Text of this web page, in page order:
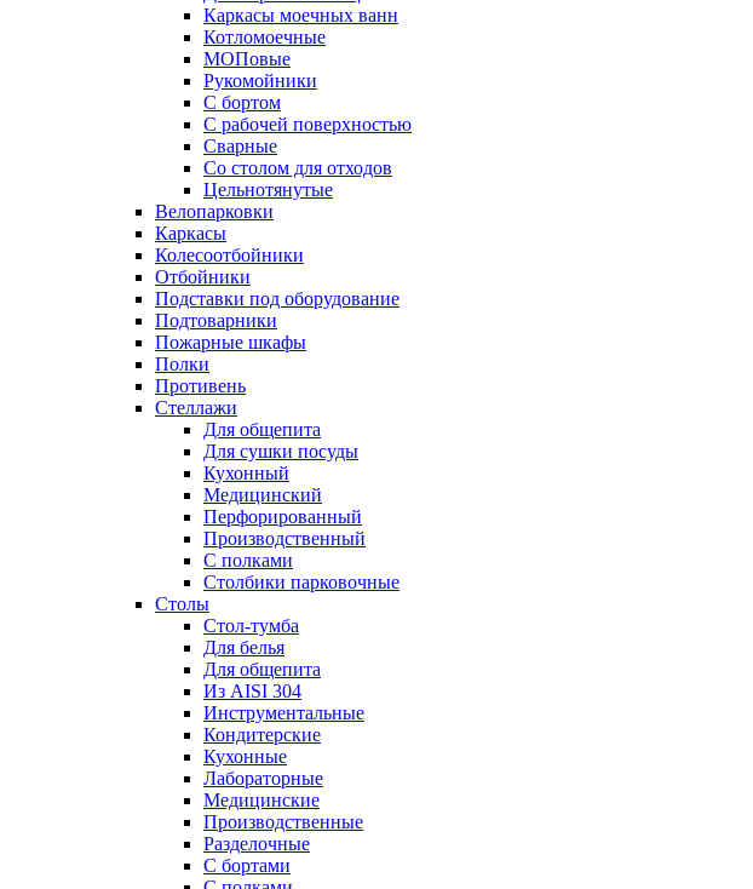
Каркасы моечных ванн
Котломоечные
МОПовые
Рукомойники
С бортом
С рабочей поверхностью
Сварные
Со столом для отходов
Цельнотянутые
Велопарковки
Каркасы
Колесоотбойники
Отбойники
Подставки под оборудование
Подтоварники
Пожарные шкафы
Полки
Противень
Стеллажи
Для общепита
Для сушки посуды
Кухонный
Медицинский
Перфорированный
Производственный
С полками
Столбики парковочные
Столы
Cтол-тумба
Для белья
Для общепита
Из AISI 304
Инструментальные
Кондитерские
Кухонные
Лабораторные
Медицинские
Производственные
Разделочные
С бортами